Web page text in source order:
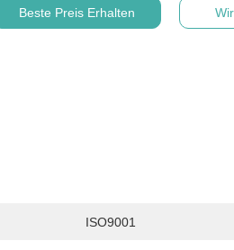
Beste Preis Erhalten
ISO9001